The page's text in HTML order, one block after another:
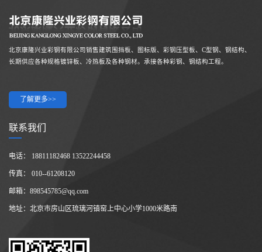
北京康隆兴业彩钢有限公司销售建筑围挡板、图标版、彩钢压型板、C型钢、钢结构、
长期供应各种规格镀锌板、冷热板及各种钢材。承接各种彩钢、钢结构工程。
了解更多>>
联系我们
电话： 18811182468 13522244458
传真： 010--61208120
邮箱：898545785@qq.com
地址：北京市房山区琉璃河镇窑上中心小学1000米路南